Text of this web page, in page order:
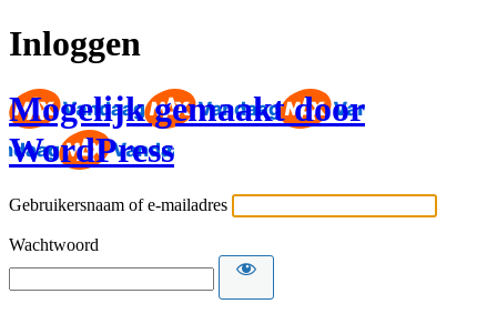
Inloggen
Mogelijk gemaakt door
WordPress
Gebruikersnaam of e-mailadres
Wachtwoord